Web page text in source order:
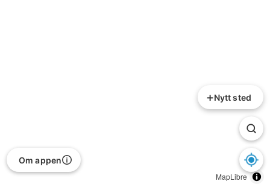
MapLibre
+Nytt sted
Om appen